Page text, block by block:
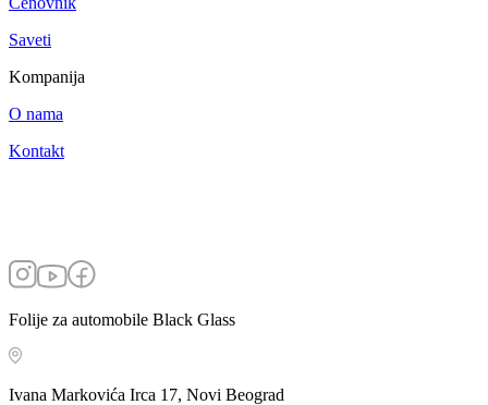
Saveti
Kompanija
O nama
Kontakt
Folije za automobile Black Glass
Ivana Markovića Irca 17, Novi Beograd